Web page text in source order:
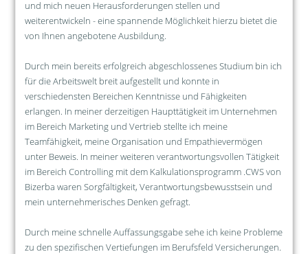
und mich neuen Herausforderungen stellen und
weiterentwickeln - eine spannende Möglichkeit hierzu bietet die
von Ihnen angebotene Ausbildung.
Durch mein bereits erfolgreich abgeschlossenes Studium bin ich
für die Arbeitswelt breit aufgestellt und konnte in
verschiedensten Bereichen Kenntnisse und Fähigkeiten
erlangen. In meiner derzeitigen Haupttätigkeit im Unternehmen
im Bereich Marketing und Vertrieb stellte ich meine
Teamfähigkeit, meine Organisation und Empathievermögen
unter Beweis. In meiner weiteren verantwortungsvollen Tätigkeit
im Bereich Controlling mit dem Kalkulationsprogramm .CWS von
Bizerba waren Sorgfältigkeit, Verantwortungsbewusstsein und
mein unternehmerisches Denken gefragt.
Durch meine schnelle Auffassungsgabe sehe ich keine Probleme
zu den spezifischen Vertiefungen im Berufsfeld Versicherungen.